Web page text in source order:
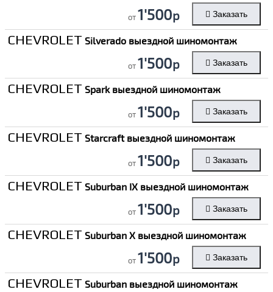
от1'500р Заказать
CHEVROLET Silverado выездной шиномонтаж
от1'500р Заказать
CHEVROLET Spark выездной шиномонтаж
от1'500р Заказать
CHEVROLET Starcraft выездной шиномонтаж
от1'500р Заказать
CHEVROLET Suburban IX выездной шиномонтаж
от1'500р Заказать
CHEVROLET Suburban X выездной шиномонтаж
от1'500р Заказать
CHEVROLET Suburban выездной шиномонтаж